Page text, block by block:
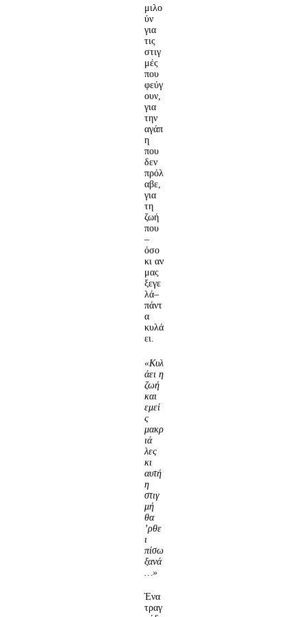
μιλο
ύν
για
τις
στιγ
μές
που
φεύγ
ουν,
για
την
αγάπ
η
που
δεν
πρόλ
αβε,
για
τη
ζωή
που
–
όσο
κι αν
μας
ξεγε
λά–
πάντ
α
κυλά
ει.
«Κυλ
άει η
ζωή
και
εμεί
ς
μακρ
ιά
λες
κι
αυτή
η
στιγ
μή
θα
’ρθε
ι
πίσω
ξανά
…»
Ένα
τραγ